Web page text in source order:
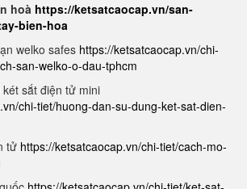
hoà https://ketsatcaocap.vn/san-
bien-hoa
welko safes https://ketsatcaocap.vn/chi-
san-welko-o-dau-tphcm
sắt điện tử mini
chi-tiet/huong-dan-su-dung-ket-sat-dien-
tử https://ketsatcaocap.vn/chi-tiet/cach-mo-